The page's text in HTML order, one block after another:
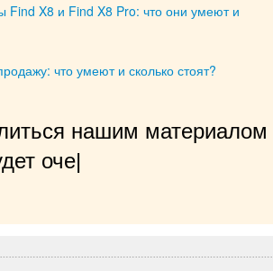
X8 и Find X8 Pro: что они умеют и
что умеют и сколько стоят?
нашим материалом
очень приятно!